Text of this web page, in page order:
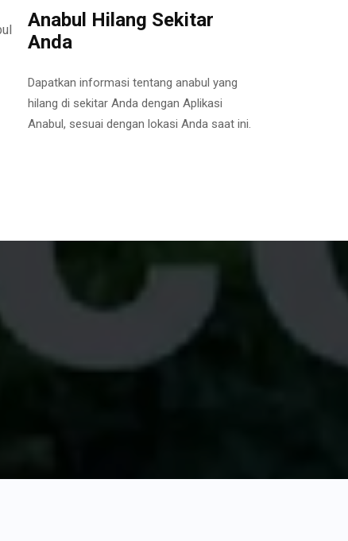
Anabul Hilang Sekitar
Anda
Dapatkan informasi tentang anabul yang
hilang di sekitar Anda dengan Aplikasi
Anabul, sesuai dengan lokasi Anda saat ini.